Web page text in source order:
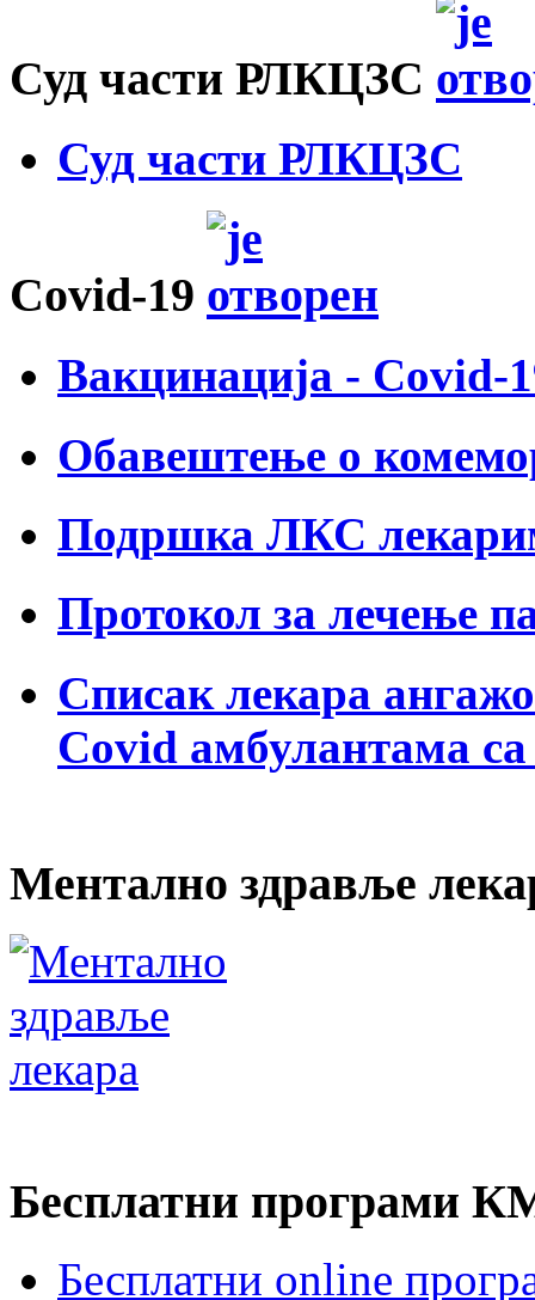
Суд части РЛКЦЗС
Суд части РЛКЦЗС
Covid-19
Вакцинација - Covid-
Обавештење о
Подршка ЛКС
Протокол за лечење
Списак лекара
Covid амбулантама
Ментално здравље
Бесплатни програми
Бесплатни online